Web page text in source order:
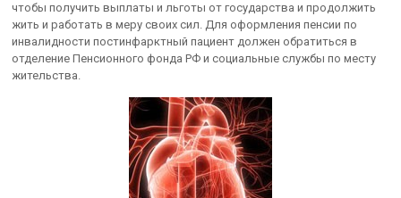
чтобы получить выплаты и льготы от государства и продолжить
жить и работать в меру своих сил. Для оформления пенсии по
инвалидности постинфарктный пациент должен обратиться в
отделение Пенсионного фонда РФ и социальные службы по месту
жительства.